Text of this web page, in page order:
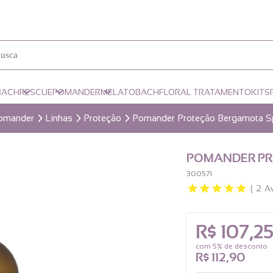
RESCUEPOMANDERMELATOBACHFLORAL TRATAMENTOKITS
Linhas Proteção Pomander Proteção Bergamota
POMANDER
300571
2
R$
com 5% de desconto
R$ 112,90